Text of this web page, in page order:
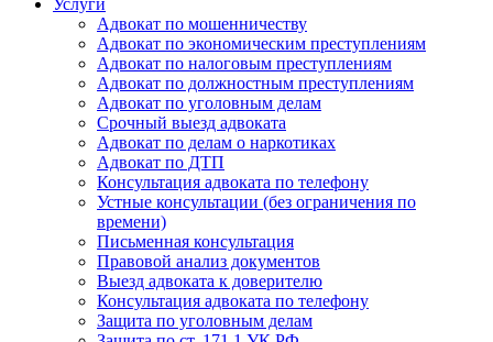
Услуги
Адвокат по мошенничеству
Адвокат по экономическим преступлениям
Адвокат по налоговым преступлениям
Адвокат по должностным преступлениям
Адвокат по уголовным делам
Срочный выезд адвоката
Адвокат по делам о наркотиках
Адвокат по ДТП
Консультация адвоката по телефону
Устные консультации (без ограничения по
времени)
Письменная консультация
Правовой анализ документов
Выезд адвоката к доверителю
Консультация адвоката по телефону
Защита по уголовным делам